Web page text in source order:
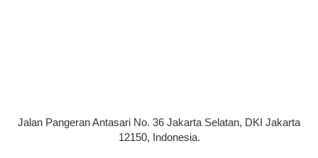
Jalan Pangeran Antasari No. 36 Jakarta Selatan, DKI Jakarta
12150, Indonesia.